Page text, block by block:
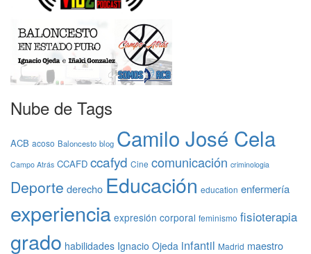
Nube de Tags
ACB acoso Baloncesto blog Camilo José Cela
Campo Atrás CCAFD ccafyd Cine comunicación criminologia
Deporte derecho Educación education enfermería
experiencia expresión corporal feminismo fisioterapia
grado habilidades Ignacio Ojeda infantil Madrid maestro